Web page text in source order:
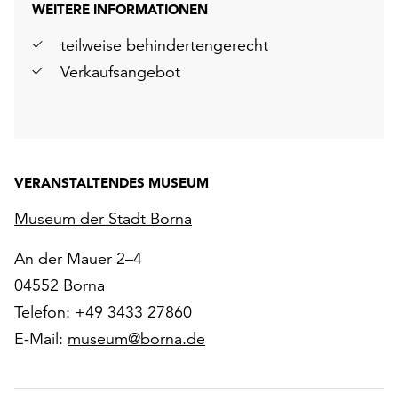
WEITERE INFORMATIONEN
teilweise behindertengerecht
Verkaufsangebot
VERANSTALTENDES MUSEUM
Museum der Stadt Borna
An der Mauer 2–4
04552 Borna
Telefon: +49 3433 27860
E-Mail: museum@borna.de